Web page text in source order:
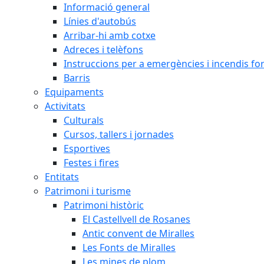
Informació general
Línies d'autobús
Arribar-hi amb cotxe
Adreces i telèfons
Instruccions per a emergències i incendis
Barris
Equipaments
Activitats
Culturals
Cursos, tallers i jornades
Esportives
Festes i fires
Entitats
Patrimoni i turisme
Patrimoni històric
El Castellvell de Rosanes
Antic convent de Miralles
Les Fonts de Miralles